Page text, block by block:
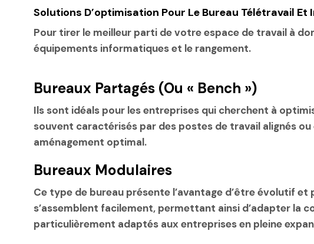
Solutions D’optimisation Pour Le Bureau Télétravail
Pour tirer le meilleur parti de votre espace de travail à
équipements informatiques et le rangement.
Bureaux Partagés (ou « Bench »)
Ils sont idéals pour les entreprises qui cherchent à
souvent caractérisés par des postes de travail alignés
aménagement optimal.
Bureaux Modulaires
Ce type de bureau présente l’avantage d’être évolutif
s’assemblent facilement, permettant ainsi d’adapter la
particulièrement adaptés aux entreprises en pleine